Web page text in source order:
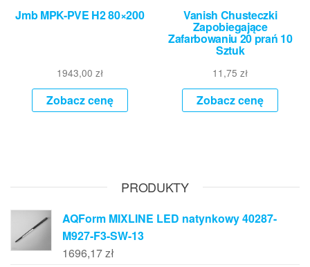
Jmb MPK-PVE H2 80×200
1943,00 zł
Zobacz cenę
Vanish Chusteczki
Zapobiegające
Zafarbowaniu 20 prań 10
Sztuk
11,75zł
Zobacz cenę
PRODUKTY
AQForm MIXLINE LED natynkowy 40287-
M927-F3-SW-13
1696,17zł